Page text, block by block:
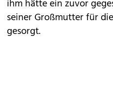
ihm hätte ein zuvor
seiner Großmutter für
gesorgt.